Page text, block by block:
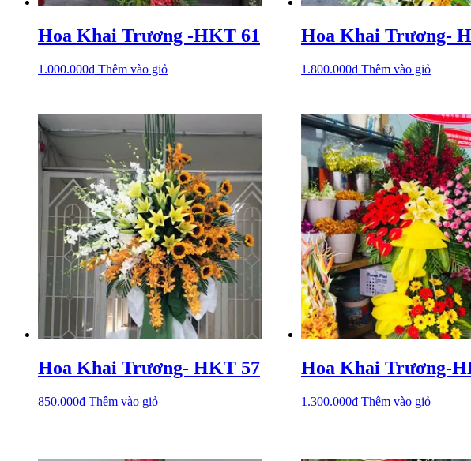
Hoa Khai Trương -HKT 61
1.000.000₫ Thêm vào giỏ
Hoa Khai Trương-
1.800.000₫ Thêm vào giỏ
Hoa Khai Trương- HKT 57
850.000₫ Thêm vào giỏ
Hoa Khai Trương-
1.300.000₫ Thêm vào giỏ